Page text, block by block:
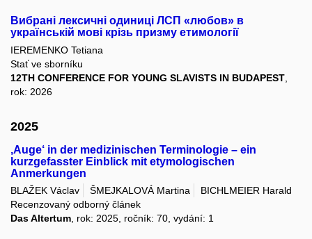
Вибрані лексичні одиниці ЛСП «любов» в
українській мові крізь призму етимології
IEREMENKO Tetiana
Stať ve sborníku
12TH CONFERENCE FOR YOUNG SLAVISTS IN BUDAPEST
rok: 2026
2025
‚Auge‘ in der medizinischen Terminologie – ein
kurzgefasster Einblick mit etymologischen
Anmerkungen
BLAŽEK Václav ŠMEJKALOVÁ Martina
BICHLMEIER Harald
Recenzovaný odborný článek
Das Altertum, rok: 2025, ročník: 70, vydání: 1